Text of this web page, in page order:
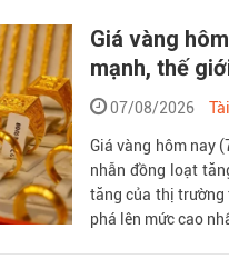
Giá vàng
mạnh, thế
07/08/2026
Giá vàng hôm nay
nhẫn đồng loạt
tăng của thị trường
phá lên mức cao